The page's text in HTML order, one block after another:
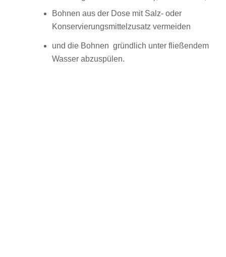
Bohnen aus der Dose mit Salz- oder
Konservierungsmittelzusatz vermeiden
und die Bohnen gründlich unter fließendem
Wasser abzuspülen.